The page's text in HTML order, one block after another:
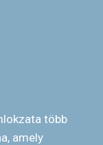
több
amely